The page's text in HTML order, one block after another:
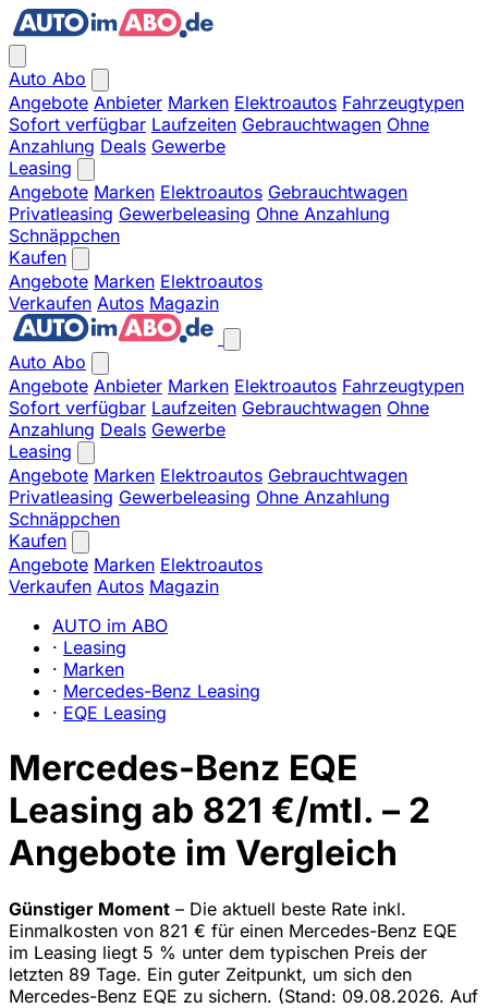
Auto Abo
Angebote Anbieter Marken Elektroautos Fahrzeugtypen
Sofort verfügbar Laufzeiten Gebrauchtwagen Ohne
Anzahlung Deals Gewerbe
Leasing
Angebote Marken Elektroautos Gebrauchtwagen
Privatleasing Gewerbeleasing Ohne Anzahlung
Schnäppchen
Kaufen
Angebote Marken Elektroautos
Verkaufen Autos Magazin
Auto Abo
Angebote Anbieter Marken Elektroautos Fahrzeugtypen
Sofort verfügbar Laufzeiten Gebrauchtwagen Ohne
Anzahlung Deals Gewerbe
Leasing
Angebote Marken Elektroautos Gebrauchtwagen
Privatleasing Gewerbeleasing Ohne Anzahlung
Schnäppchen
Kaufen
Angebote Marken Elektroautos
Verkaufen Autos Magazin
AUTO im ABO
· Leasing
· Marken
· Mercedes-Benz Leasing
· EQE Leasing
Mercedes-Benz EQE
Leasing ab 821 €/mtl. – 2
Angebote im Vergleich
Günstiger Moment – Die aktuell beste Rate inkl.
Einmalkosten von 821 € für einen Mercedes-Benz EQE
im Leasing liegt 5 % unter dem typischen Preis der
letzten 89 Tage. Ein guter Zeitpunkt, um sich den
Mercedes-Benz EQE zu sichern. (Stand: 09.08.2026. Auf